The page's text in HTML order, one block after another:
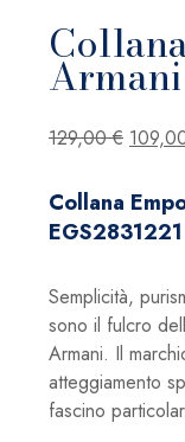
Armani
129,00€ Il
era:
Collana
EGS2831221
Semplicità,
sono il fulcro
Armani. Il
atteggiamento
fascino